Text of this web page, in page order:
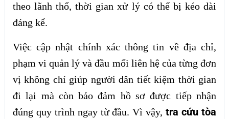
theo lãnh thổ, thời gian xử lý có thể bị kéo dài
đáng kể.
Việc cập nhật chính xác thông tin về địa chỉ,
phạm vi quản lý và đầu mối liên hệ của từng đơn
vị không chỉ giúp người dân tiết kiệm thời gian
đi lại mà còn bảo đảm hồ sơ được tiếp nhận
đúng quy trình ngay từ đầu. Vì vậy,tra cứu tòa